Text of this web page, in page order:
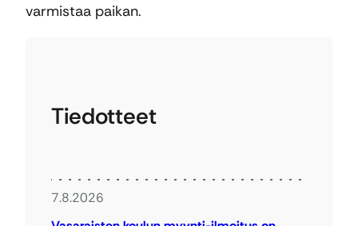
varmistaa paikan.
Tiedotteet
7.8.2026